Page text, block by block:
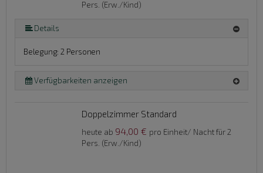
Pers. (Erw./Kind)
Details
Belegung: 2 Personen
Verfügbarkeiten anzeigen
Doppelzimmer Standard
heute ab 94,00 € pro Einheit/ Nacht für 2
Pers. (Erw./Kind)